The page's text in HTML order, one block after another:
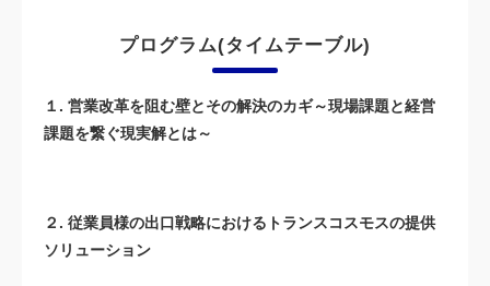
プログラム(タイムテーブル)
１. 営業改革を阻む壁とその解決のカギ～現場課題と経営
課題を繋ぐ現実解とは～
２. 従業員様の出口戦略におけるトランスコスモスの提供
ソリューション